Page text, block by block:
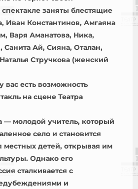
заняты блестящие
Иван Константинов, Амгаяна
Варя Аманатова, Ника,
Санита Ай, Сияна, Оталан,
Стручкова (женский
вас есть возможность
на сцене Театра
— молодой учитель, который
село и становится
местных детей, открывая им
Однако его
сталкивается с
и